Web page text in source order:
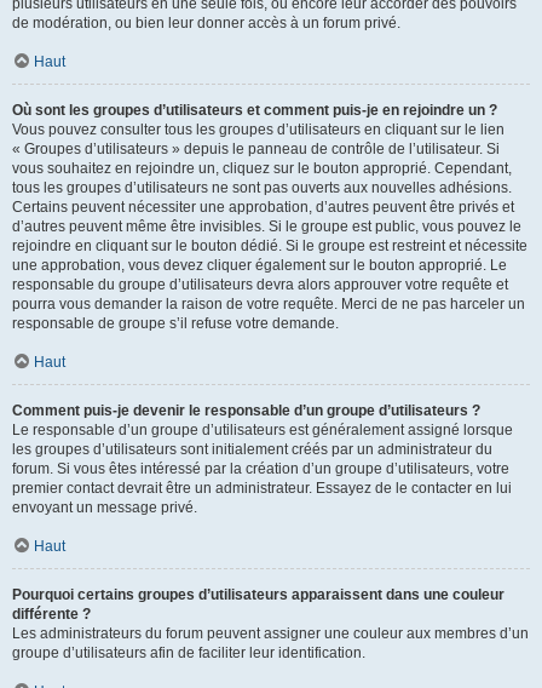
plusieurs utilisateurs en une seule fois, ou encore leur accorder des pouvoirs
de modération, ou bien leur donner accès à un forum privé.
Haut
Où sont les groupes d’utilisateurs et comment puis-je en rejoindre un ?
Vous pouvez consulter tous les groupes d’utilisateurs en cliquant sur le lien
« Groupes d’utilisateurs » depuis le panneau de contrôle de l’utilisateur. Si
vous souhaitez en rejoindre un, cliquez sur le bouton approprié. Cependant,
tous les groupes d’utilisateurs ne sont pas ouverts aux nouvelles adhésions.
Certains peuvent nécessiter une approbation, d’autres peuvent être privés et
d’autres peuvent même être invisibles. Si le groupe est public, vous pouvez le
rejoindre en cliquant sur le bouton dédié. Si le groupe est restreint et nécessite
une approbation, vous devez cliquer également sur le bouton approprié. Le
responsable du groupe d’utilisateurs devra alors approuver votre requête et
pourra vous demander la raison de votre requête. Merci de ne pas harceler un
responsable de groupe s’il refuse votre demande.
Haut
Comment puis-je devenir le responsable d’un groupe d’utilisateurs ?
Le responsable d’un groupe d’utilisateurs est généralement assigné lorsque
les groupes d’utilisateurs sont initialement créés par un administrateur du
forum. Si vous êtes intéressé par la création d’un groupe d’utilisateurs, votre
premier contact devrait être un administrateur. Essayez de le contacter en lui
envoyant un message privé.
Haut
Pourquoi certains groupes d’utilisateurs apparaissent dans une couleur
différente ?
Les administrateurs du forum peuvent assigner une couleur aux membres d’un
groupe d’utilisateurs afin de faciliter leur identification.